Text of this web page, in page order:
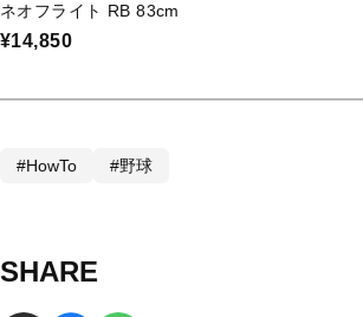
ネオフライト RB 83cm
¥14,850
#HowTo #野球
SHARE